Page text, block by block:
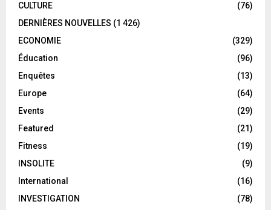
CULTURE
(76)
DERNIÈRES NOUVELLES (1 426)
ECONOMIE
(329)
Éducation
(96)
Enquêtes
(13)
Europe
(64)
Events
(29)
Featured
(21)
Fitness
(19)
INSOLITE
(9)
International
(16)
INVESTIGATION
(78)